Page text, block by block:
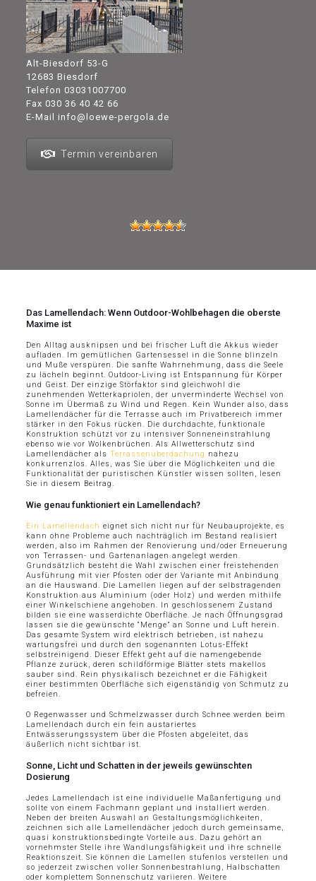
Alt-Biesdorf 53-G
12683 Biesdorf
Telefon 03031007700
Fax 030 36 40 42 66
E-Mail info@loewe-pergola.de
Termin vereinbaren
Das Lamellendach: Wenn Outdoor-Wohlbehagen die oberste
Maxime ist
Den Alltag ausknipsen und bei frischer Luft die Akkus wieder
aufladen. Im gemütlichen Gartensessel in die Sonne blinzeln
und Muße verspüren. Die sanfte Wahrnehmung, dass die Seele
zu lächeln beginnt. Outdoor-Living ist Entspannung für Körper
und Geist. Der einzige Störfaktor sind gleichwohl die
zunehmenden Wetterkapriolen, der unverminderte Wechsel von
Sonne im Übermaß zu Wind und Regen. Kein Wunder also, dass
Lamellendächer für die Terrasse auch im Privatbereich immer
stärker in den Fokus rücken. Die durchdachte, funktionale
Konstruktion schützt vor zu intensiver Sonneneinstrahlung
ebenso wie vor Wolkenbrüchen. Als Allwetterschutz sind
Lamellendächer als Terrassenüberdachung nahezu
konkurrenzlos. Alles, was Sie über die Möglichkeiten und die
Funktionalität der puristischen Künstler wissen sollten, lesen
Sie in diesem Beitrag.
Wie genau funktioniert ein Lamellendach?
Ein Lamellendach eignet sich nicht nur für Neubauprojekte, es
kann ohne Probleme auch nachträglich im Bestand realisiert
werden, also im Rahmen der Renovierung und/oder Erneuerung
von Terrassen- und Gartenanlagen angelegt werden.
Grundsätzlich besteht die Wahl zwischen einer freistehenden
Ausführung mit vier Pfosten oder der Variante mit Anbindung
an die Hauswand. Die Lamellen liegen auf der selbstragenden
Konstruktion aus Aluminium (oder Holz) und werden mithilfe
einer Winkelschiene angehoben. In geschlossenem Zustand
bilden sie eine wasserdichte Oberfläche. Je nach Öffnungsgrad
lassen sie die gewünschte “Menge” an Sonne und Luft herein.
Das gesamte System wird elektrisch betrieben, ist nahezu
wartungsfrei und durch den sogenannten Lotus-Effekt
selbstreinigend. Dieser Effekt geht auf die namengebende
Pflanze zurück, deren schildförmige Blätter stets makellos
sauber sind. Rein physikalisch bezeichnet er die Fähigkeit
einer bestimmten Oberfläche sich eigenständig von Schmutz zu
befreien.
O Regenwasser und Schmelzwasser durch Schnee werden beim
Lamellendach durch ein fein austariertes
Entwässerungssystem über die Pfosten abgeleitet, das
äußerlich nicht sichtbar ist.
Sonne, Licht und Schatten in der jeweils gewünschten
Dosierung
Jedes Lamellendach ist eine individuelle Maßanfertigung und
sollte von einem Fachmann geplant und installiert werden.
Neben der breiten Auswahl an Gestaltungsmöglichkeiten,
zeichnen sich alle Lamellendächer jedoch durch gemeinsame,
quasi konstruktionsbedingte Vorteile aus. Dazu gehört an
vornehmster Stelle ihre Wandlungsfähigkeit und ihre schnelle
Reaktionszeit. Sie können die Lamellen stufenlos verstellen und
so jederzeit zwischen voller Sonnenbestrahlung, Halbschatten
oder komplettem Sonnenschutz variieren. Weitere